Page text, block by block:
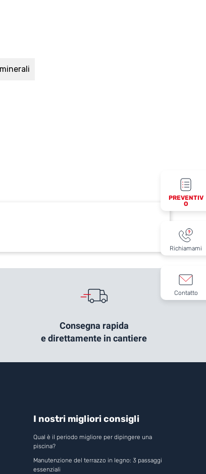
Consegna rapida
e direttamente in cantiere
I nostri migliori consigli
Qual è il periodo migliore per dipingere una
piscina?
Manutenzione del terrazzo in legno: 3 passaggi
essenziali
PREVENTIV
O
Richiamami
Contatto